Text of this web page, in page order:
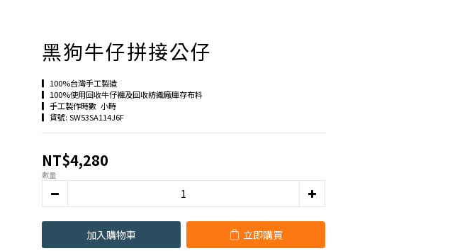
黑狗牛仔拼接公仔
▎100%台灣手工製造
▎100%使用回收牛仔褲及回收紡織廠庫存布料
▎手工製作時數  小時
▎貨號: SW53SA114J6F
NT$4,280
數量
加入購物車 立即購買